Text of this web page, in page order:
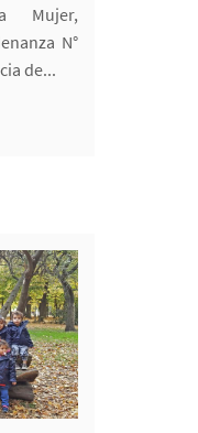
Mujer,
N°
de...